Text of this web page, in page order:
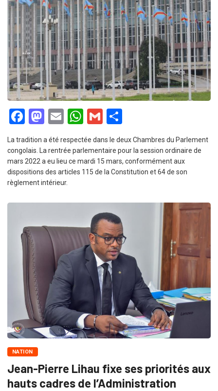
Facebook
Mastodon
EmailWhatsApp
Gmail
La tradition a été respectée dans le deux Chambres du Parlement
congolais. La rentrée parlementaire pour la session ordinaire de
mars 2022 a eu lieu ce mardi 15 mars, conformément aux
dispositions des articles 115 de la Constitution et 64 de son
règlement intérieur.
NATION
Jean-Pierre Lihau fixe ses priorités aux
hauts cadres de l’Administration